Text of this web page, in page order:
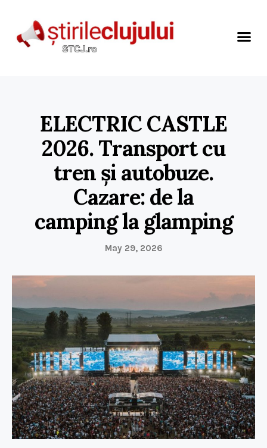
ELECTRIC CASTLE
2026. Transport cu
tren și autobuze.
Cazare: de la
camping la glamping
May 29, 2026